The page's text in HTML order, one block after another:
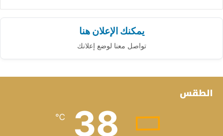
يمكنك الإعلان هنا
تواصل معنا لوضع إعلانك
الطقس
38
℃